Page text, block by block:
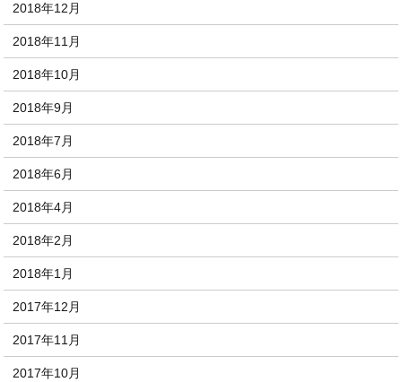
2018年12月
2018年11月
2018年10月
2018年9月
2018年7月
2018年6月
2018年4月
2018年2月
2018年1月
2017年12月
2017年11月
2017年10月